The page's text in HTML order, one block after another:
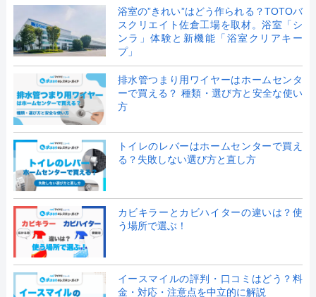
浴室の”きれい”はどう作られる？TOTOバ
スクリエイト佐倉工場を取材。浴室「シ
ンラ」体験と新機能「浴室クリアキー
プ」
排水管つまり用ワイヤーはホームセンタ
ーで買える？ 種類・選び方と安全な使い
方
トイレのレバーはホームセンターで買え
る？失敗しない選び方と直し方
カビキラーとカビハイターの違いは？使
う場所で選ぶ！
イースマイルの評判・口コミはどう？料
金・対応・注意点を中立的に解説